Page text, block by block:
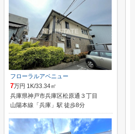
フローラルアベニュー
7万円 1K/33.34㎡
兵庫県神戸市兵庫区松原通３丁目
山陽本線「兵庫」駅 徒歩8分